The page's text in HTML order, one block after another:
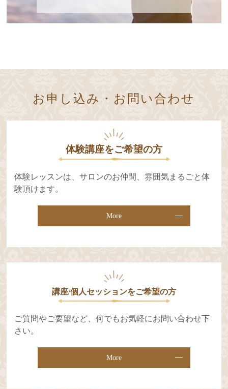
お申し込み・お問い合わせ
体験講座をご希望の⽅
体験レッスンは、サロンのお仲間、雰囲気まるごと体
験頂けます。
More
講座/個人セッションをご希望の⽅
ご質問やご要望など、何でもお気軽にお問い合わせ下
さい。
More